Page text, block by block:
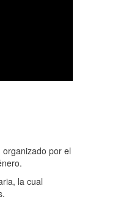
por el
la cual